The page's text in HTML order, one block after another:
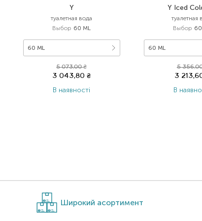
Y
туалетная вода
Выбор 60 ML
60 ML
5 073,00₴
3 043,80₴
В наявності
Y Iced
туалетная
Выбор
60 ML
5
3
В
Широкий асортимент